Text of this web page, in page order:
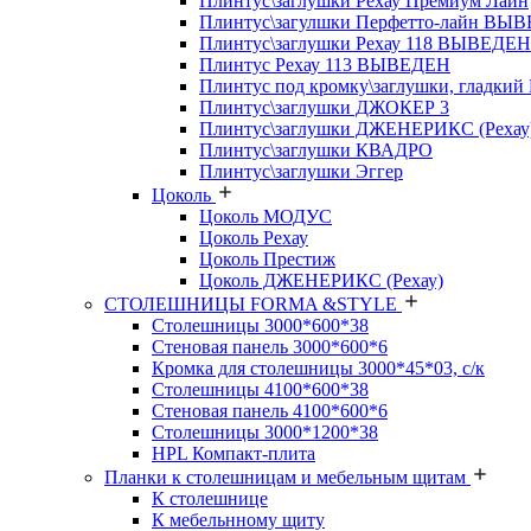
Плинтус\загулшки Перфетто-лайн
Плинтус\заглушки Рехау 118 ВЫВЕДЕН
Плинтус Рехау 113 ВЫВЕДЕН
Плинтус под кромку\заглушки, гладкий
Плинтус\заглушки ДЖОКЕР 3
Плинтус\заглушки ДЖЕНЕРИКС
Плинтус\заглушки КВАДРО
Плинтус\заглушки Эггер
Цоколь
Цоколь МОДУС
Цоколь Рехау
Цоколь Престиж
Цоколь ДЖЕНЕРИКС (Рехау)
СТОЛЕШНИЦЫ FORMA &STYLE
Столешницы 3000*600*38
Стеновая панель 3000*600*6
Кромка для столешницы 3000*45*03, с/к
Столешницы 4100*600*38
Стеновая панель 4100*600*6
Столешницы 3000*1200*38
HPL Компакт-плита
Планки к столешницам и мебельным щитам
К столешнице
К мебельнному щиту